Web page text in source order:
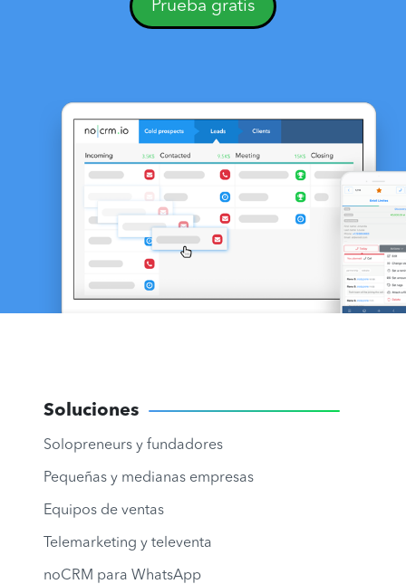
Prueba gratis
Soluciones
Solopreneurs y fundadores
Pequeñas y medianas empresas
Equipos de ventas
Telemarketing y televenta
noCRM para WhatsApp